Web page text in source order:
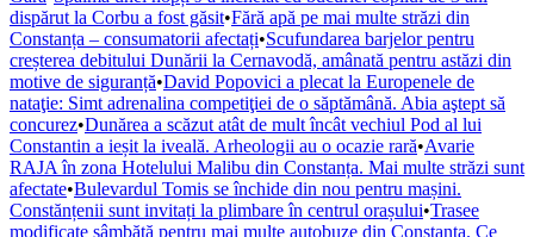
dispărut la Corbu a fost găsit•Fără apă pe mai multe străzi din
Constanța – consumatorii afectați•Scufundarea barjelor pentru
creșterea debitului Dunării la Cernavodă, amânată pentru astăzi din
motive de siguranță•David Popovici a plecat la Europenele de
nataţie: Simt adrenalina competiţiei de o săptămână. Abia aştept să
concurez•Dunărea a scăzut atât de mult încât vechiul Pod al lui
Constantin a ieșit la iveală. Arheologii au o ocazie rară•Avarie
RAJA în zona Hotelului Malibu din Constanța. Mai multe străzi sunt
afectate•Bulevardul Tomis se închide din nou pentru mașini.
Constănțenii sunt invitați la plimbare în centrul orașului•Trasee
modificate sâmbătă pentru mai multe autobuze din Constanța. Ce